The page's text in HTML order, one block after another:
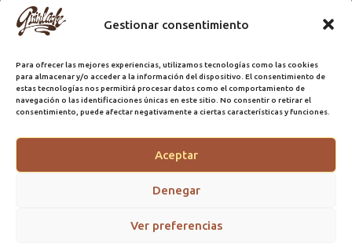
Gestionar consentimiento
Para ofrecer las mejores experiencias, utilizamos tecnologías como las cookies
para almacenar y/o acceder a la información del dispositivo. El consentimiento de
estas tecnologías nos permitirá procesar datos como el comportamiento de
navegación o las identificaciones únicas en este sitio. No consentir o retirar el
consentimiento, puede afectar negativamente a ciertas características y funciones.
Aceptar
Denegar
Ver preferencias
Titular:
ROME GUIRLACHE SL.
Domicilio:Calle Triana, 68
Ciudad:Las Palmas de Gran Canaria
Registro Sanitario:GC/20/PH/7192